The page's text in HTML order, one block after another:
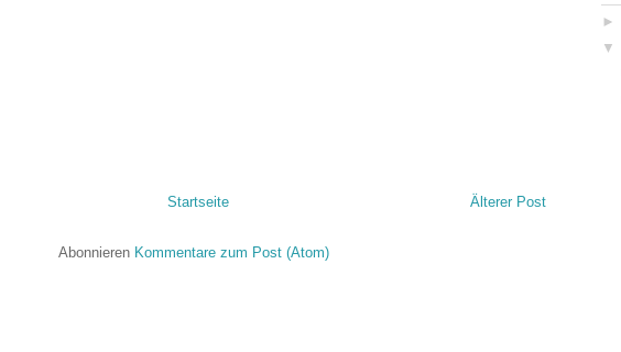
Älterer Post
Startseite
Abonnieren Kommentare zum Post (Atom)
►
▼